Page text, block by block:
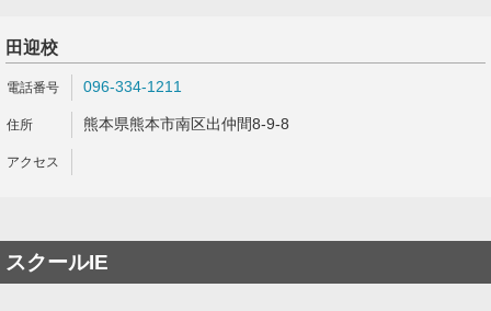
田迎校
096-334-1211
熊本県熊本市南区出仲間8-9-8
スクールIE